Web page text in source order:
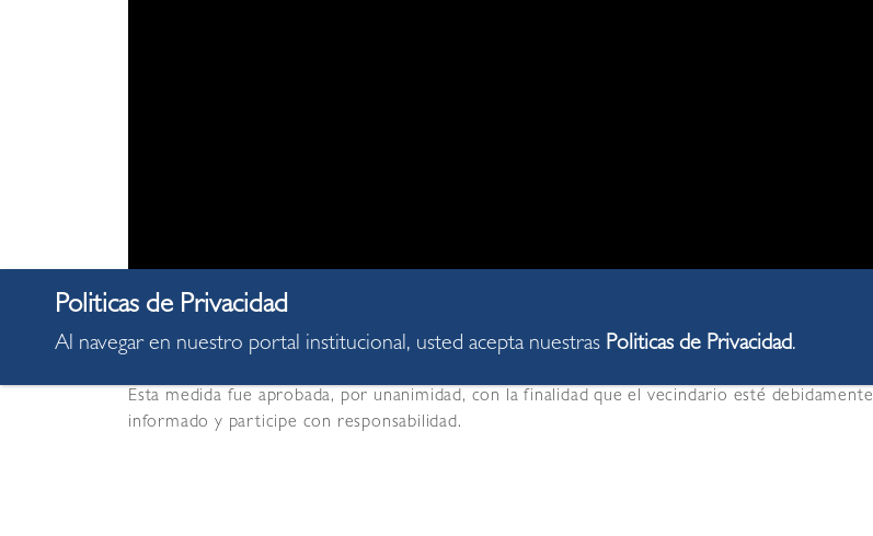
Esta medida fue aprobada, por unanimidad, con la finalidad que el vecindario esté debidamente
informado y participe con responsabilidad.
Al navegar en nuestro portal institucional, usted acepta nuestras Politicas de Privacidad.